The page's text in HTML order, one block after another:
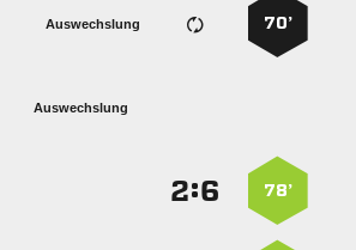
70’
Auswechslung
Auswechslung
78’
: